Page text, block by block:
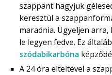
szappant hagyjuk
keresztül a
maradnia. Ügyeljen
le legyen fedve. Ez
szódabikarbóna
A 24 óra elteltével a